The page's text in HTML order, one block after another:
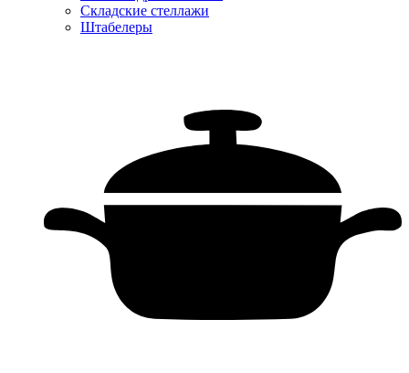
Складские стеллажи
Штабелеры